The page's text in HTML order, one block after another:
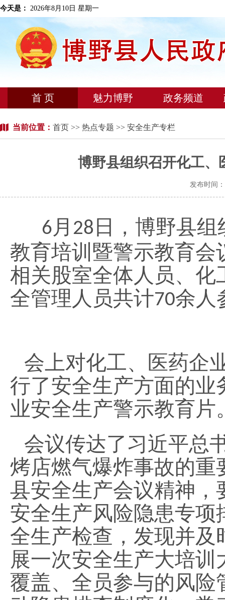
今天是： 2026年8月10日 星期一
首 页 魅力博野 政务频道
当前位置： 首页 >> 热点专题 >> 安全生产专栏
博野县组织召开化工、
发布时间
6月 28 日，博野县
教育培训暨警示教育
相关股室全体人员、
全管理人员共计70余人
会上对化工、医药企
行了安全生产方面的
业安全生产警示教育片
会议传达了习近平总
烤店燃气爆炸事故的
县安全生产会议精神
安全生产风险隐患专
全生产检查，发现并
展一次安全生产大培
覆盖、全员参与的风